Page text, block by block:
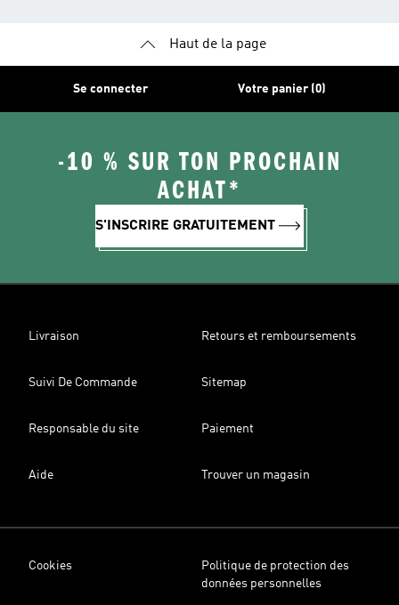
Haut de la page
Se connecter Votre panier (0)
-10 % SUR TON PROCHAIN
ACHAT*
S'INSCRIRE GRATUITEMENT
Livraison Retours et remboursements
Suivi De Commande Sitemap
Responsable du site Paiement
Aide Trouver un magasin
Cookies
Politique de protection des
données personnelles